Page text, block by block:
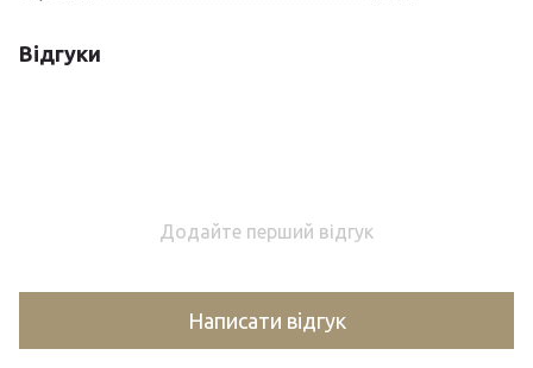
Відгуки
Додайте перший відгук
Написати відгук